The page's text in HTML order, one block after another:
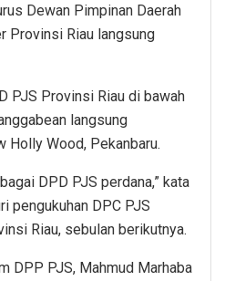
Dewan Pimpinan Daerah
Provinsi Riau langsung
PJS Provinsi Riau di bawah
langsung
Holly Wood, Pekanbaru.
DPD PJS perdana,” kata
pengukuhan DPC PJS
Riau, sebulan berikutnya.
DPP PJS, Mahmud Marhaba